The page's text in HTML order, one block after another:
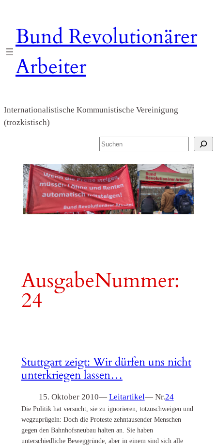
springen
Bund Revolutionärer
Arbeiter
Internationalistische Kommunistische Vereinigung
(trozkistisch)
S
c
h
e
n
AusgabeNummer:
24
Stuttgart zeigt: Wir dürfen uns nicht
unterkriegen lassen…
15. Oktober 2010— Leitartikel— Nr.24
Die Politik hat versucht, sie zu ignorieren, totzuschweigen und
wegzuprügeln: Doch die Proteste zehntausender Menschen
gegen den Bahnhofsneubau halten an. Sie haben
unterschiedliche Beweggründe, aber in einem sind sich alle